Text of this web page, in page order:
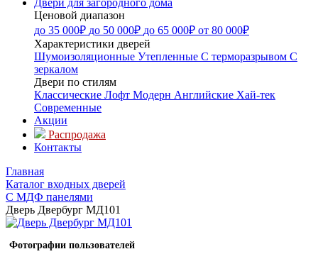
Двери для загородного дома
Ценовой диапазон
до 35 000₽ до 50 000₽ до 65 000₽ от 80 000₽
Характеристики дверей
Шумоизоляционные Утепленные С терморазрывом С
зеркалом
Двери по стилям
Классические Лофт Модерн Английские Хай-тек
Современные
Акции
Распродажа
Контакты
Главная
Каталог входных дверей
С МДФ панелями
Дверь Двербург МД101
Фотографии пользователей